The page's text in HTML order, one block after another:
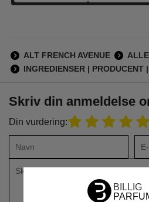
ALT FRENCH AVENUE
INGREDIENSER | PRODUCENT
Skriv din anmeldelse
Din vurdering: